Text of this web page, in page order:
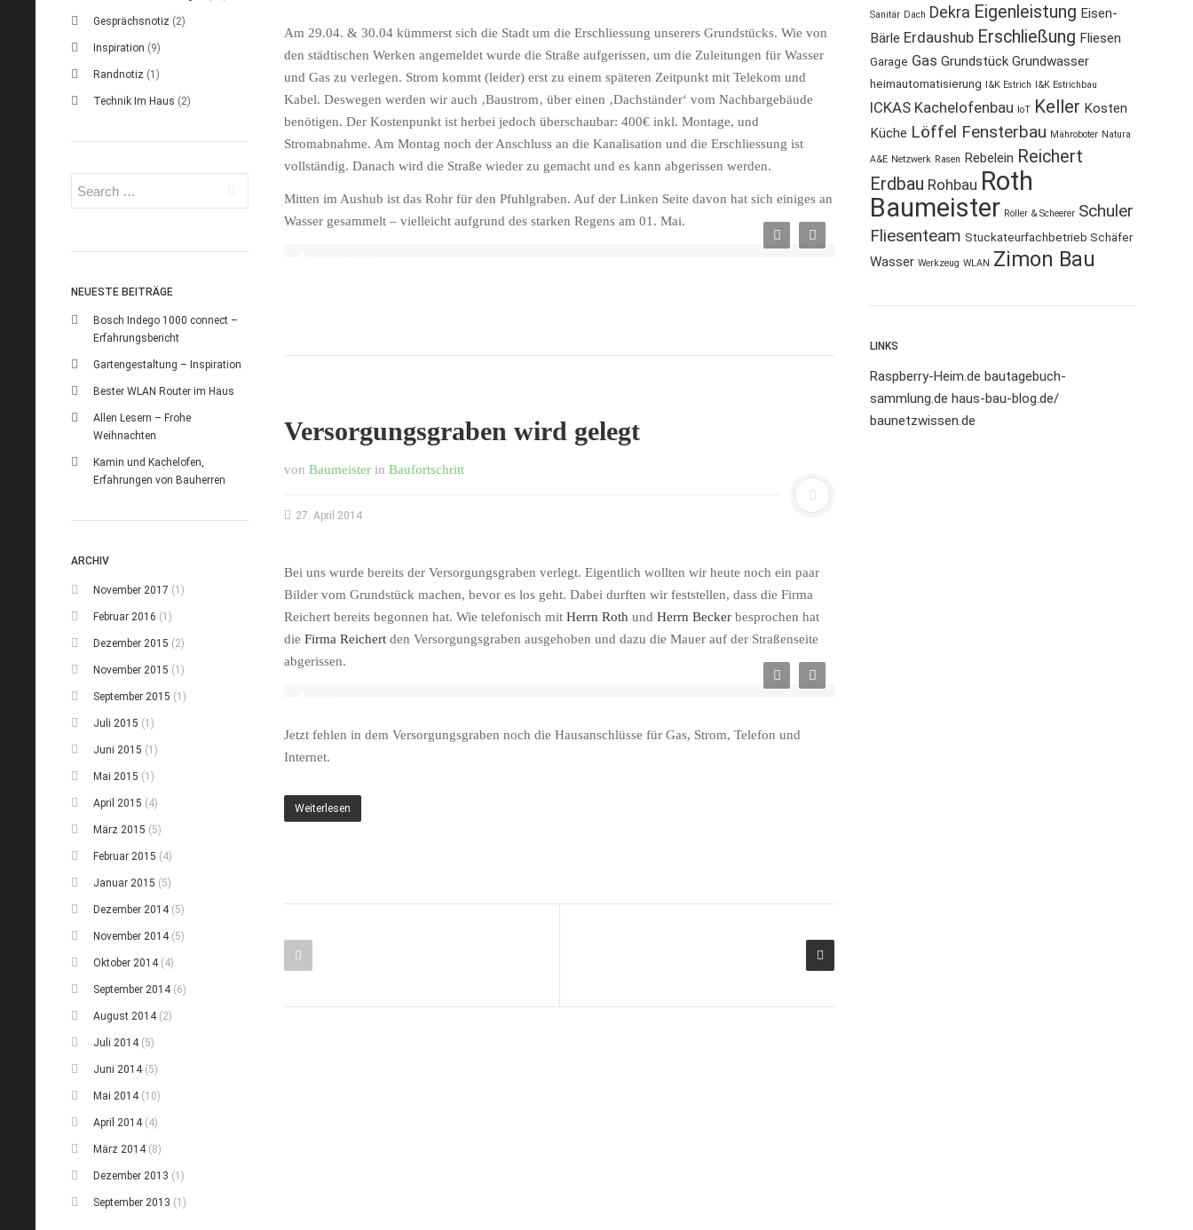
Gesprächsnotiz (2)
Inspiration (9)
Randnotiz (1)
Technik Im Haus (2)
NEUESTE BEITRÄGE
Bosch Indego 1000 connect –
Erfahrungsbericht
Gartengestaltung – Inspiration
Bester WLAN Router im Haus
Allen Lesern – Frohe
Weihnachten
Kamin und Kachelofen,
Erfahrungen von Bauherren
ARCHIV
November 2017 (1)
Februar 2016 (1)
Dezember 2015 (2)
November 2015 (1)
September 2015 (1)
Juli 2015 (1)
Juni 2015 (1)
Mai 2015 (1)
April 2015 (4)
März 2015 (5)
Februar 2015 (4)
Januar 2015 (5)
Dezember 2014(5)
November 2014(5)
Oktober 2014(4)
September 2014(6)
August 2014(2)
Juli 2014(5)
Juni 2014(5)
Mai 2014(10)
April 2014(4)
März 2014(8)
Dezember 2013 (1)
September 2013 (1)
Am 29.04. & 30.04 kümmerst sich die Stadt um die Erschliessung unserers Grundstücks. Wie von
den städtischen Werken angemeldet wurde die Straße aufgerissen, um die Zuleitungen für Wasser
und Gas zu verlegen. Strom kommt (leider) erst zu einem späteren Zeitpunkt mit Telekom und
Kabel. Deswegen werden wir auch ‚Baustrom‚ über einen ‚Dachständer‘ vom Nachbargebäude
benötigen. Der Kostenpunkt ist herbei jedoch überschaubar: 400€ inkl. Montage, und
Stromabnahme. Am Montag noch der Anschluss an die Kanalisation und die Erschliessung ist
vollständig. Danach wird die Straße wieder zu gemacht und es kann abgerissen werden.
Mitten im Aushub ist das Rohr für den Pfuhlgraben. Auf der Linken Seite davon hat sich einiges an
Wasser gesammelt – vielleicht aufgrund des starken Regens am 01. Mai.
Versorgungsgraben wird gelegt
von Baumeister in Baufortschritt
27. April 2014
Bei uns wurde bereits der Versorgungsgraben verlegt. Eigentlich wollten wir heute noch ein paar
Bilder vom Grundstück machen, bevor es los geht. Dabei durften wir feststellen, dass die Firma
Reichert bereits begonnen hat. Wie telefonisch mit Herrn Roth und Herrn Becker besprochen hat
die Firma Reichert den Versorgungsgraben ausgehoben und dazu die Mauer auf der Straßenseite
abgerissen.
Jetzt fehlen in dem Versorgungsgraben noch die Hausanschlüsse für Gas, Strom, Telefon und
Internet.
Weiterlesen
Sanitär Dach Dekra Eigenleistung Eisen-
Bärle Erdaushub Erschließung Fliesen
Garage Gas Grundstück Grundwasser
heimautomatisierung I&K Estrich I&K Estrichbau
ICKAS Kachelofenbau IoT Keller Kosten
Küche Löffel Fensterbau Mähroboter Natura
A&E Netzwerk Rasen Rebelein Reichert
Erdbau Rohbau Roth
Baumeister Röller & Scheerer Schuler
Fliesenteam Stuckateurfachbetrieb Schäfer
Wasser Werkzeug WLAN Zimon Bau
LINKS
Raspberry-Heim.de bautagebuch-
sammlung.de haus-bau-blog.de/
baunetzwissen.de